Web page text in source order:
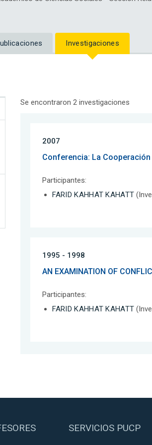
Investigaciones
Se encontraron 2 investigaciones
2007
Conferencia: La
Participantes:
FARID KAHHAT KAHATT
1995 - 1998
AN EXAMINATION OF
Participantes:
FARID KAHHAT KAHATT
SERVICIOS PUCP